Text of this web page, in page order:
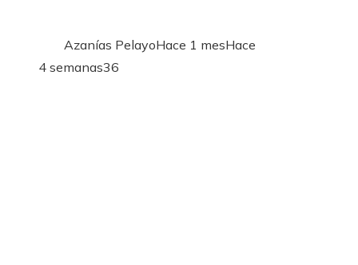
Azanías PelayoHace 1 mesHace
4 semanas36